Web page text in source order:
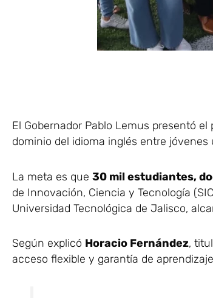
El Gobernador Pablo Lemus presentó el
dominio del idioma inglés entre
La meta es que 30 mil estudiantes,
de Innovación, Ciencia y Tecnología
Universidad Tecnológica de Jalisco,
Según explicó Horacio Fernández,
acceso flexible y garantía de